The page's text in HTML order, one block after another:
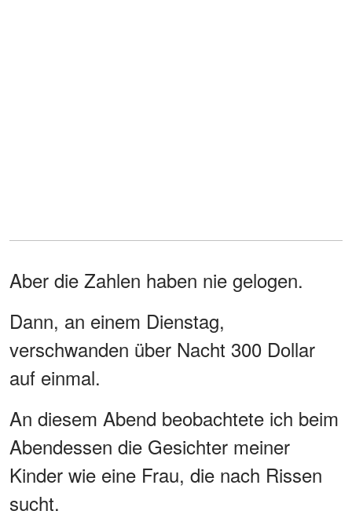
Aber die Zahlen haben nie gelogen.
Dann, an einem Dienstag,
verschwanden über Nacht 300 Dollar
auf einmal.
An diesem Abend beobachtete ich beim
Abendessen die Gesichter meiner
Kinder wie eine Frau, die nach Rissen
sucht.